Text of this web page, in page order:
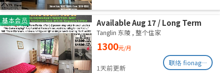
基本会员
Available Aug 17 / Long Term
Rental / For 1-2 person stay
only / Include utilities
Tanglin 东陵 , 整个住家
1300元/月
1天前更新
联络 fionag@transinex.com.sg